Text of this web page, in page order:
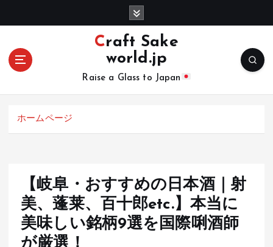
Craft Sake
world.jp
Raise a Glass to Japan
ホームページ
【岐阜・おすすめの日本酒｜射
美、蓬莱、百十郎etc.】本当に
美味しい銘柄9選を国際唎酒師
が厳選！